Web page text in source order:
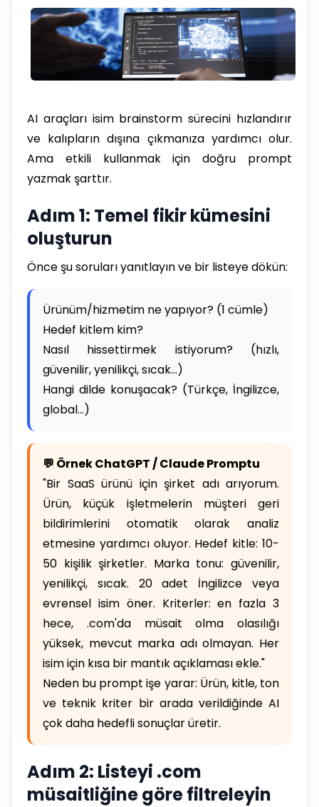
AI araçları isim brainstorm sürecini hızlandırır
ve kalıpların dışına çıkmanıza yardımcı olur.
Ama etkili kullanmak için doğru prompt
yazmak şarttır.
Adım 1: Temel fikir kümesini
oluşturun
Önce şu soruları yanıtlayın ve bir listeye dökün:
Ürünüm/hizmetim ne yapıyor? (1 cümle)
Hedef kitlem kim?
Nasıl hissettirmek istiyorum? (hızlı,
güvenilir, yenilikçi, sıcak...)
Hangi dilde konuşacak? (Türkçe, İngilizce,
global...)
💬 Örnek ChatGPT / Claude Promptu
"Bir SaaS ürünü için şirket adı arıyorum.
Ürün, küçük işletmelerin müşteri geri
bildirimlerini otomatik olarak analiz
etmesine yardımcı oluyor. Hedef kitle: 10-
50 kişilik şirketler. Marka tonu: güvenilir,
yenilikçi, sıcak. 20 adet İngilizce veya
evrensel isim öner. Kriterler: en fazla 3
hece, .com'da müsait olma olasılığı
yüksek, mevcut marka adı olmayan. Her
isim için kısa bir mantık açıklaması ekle."
Neden bu prompt işe yarar: Ürün, kitle, ton
ve teknik kriter bir arada verildiğinde AI
çok daha hedefli sonuçlar üretir.
Adım 2: Listeyi .com
müsaitliğine göre filtreleyin